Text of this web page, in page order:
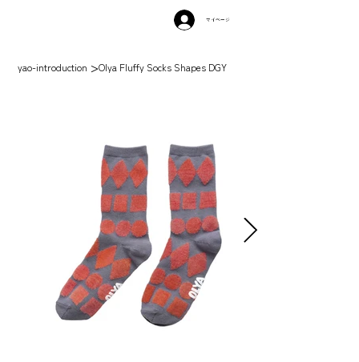
マイページ
yao-introduction >Olya Fluffy Socks Shapes DGY